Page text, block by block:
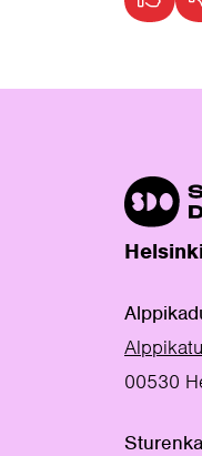
Helsinki
00530